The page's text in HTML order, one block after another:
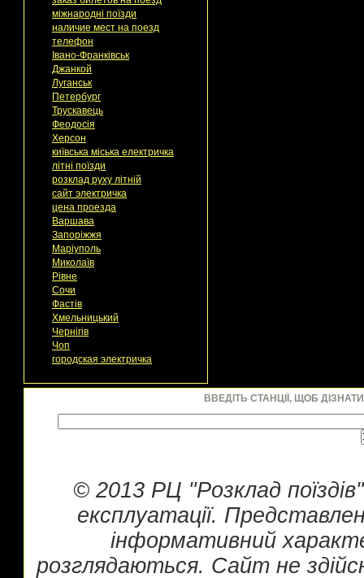
міжнародні поїзди
наличие мест на поезд
телефон
Івано-Франківськ
Джанкой
Луганськ
Петербург
Трускавець
Феодосія
Херсон
київська міська електричка
літні поїзди
розклад руху літній
сайт электричка
цена проезда
Варшава
Запоріжжя
Маріуполь
Миколаїв
Рівне
Сочи
Фастів
Хмельницький
Чернігів
Чоп
городская электричка
ВВЕДІТЬ СТАНЦІЇ, ЩОБ
© 2013 РЦ "Розклад
експлуатації.
інформативний
розглядаються. Сайт не